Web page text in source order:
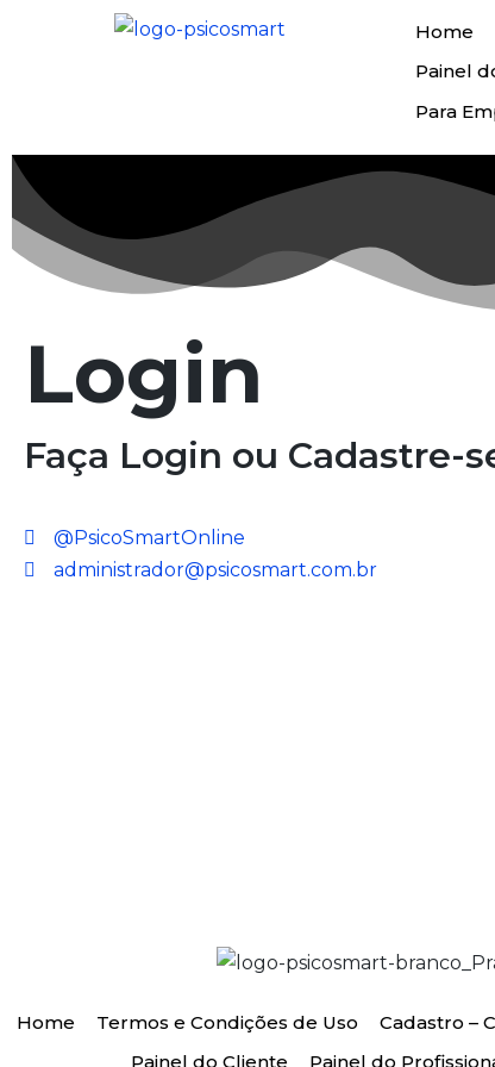
Home
Painel
Para
Login
Faça Login ou Cadastre-
@PsicoSmartOnline
administrador@psicosmart.com.br
Home Termos e Condições de Uso Cadastro –
Painel do Cliente
Painel do